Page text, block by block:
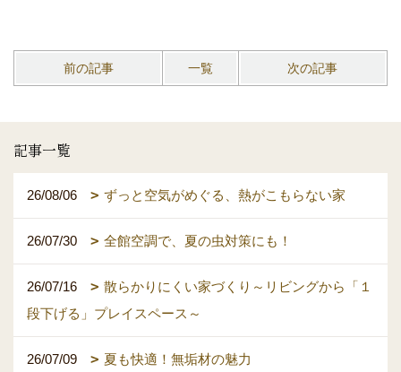
前の記事 一覧 次の記事
記事一覧
26/08/06 ずっと空気がめぐる、熱がこもらない家
26/07/30 全館空調で、夏の虫対策にも！
26/07/16
散らかりにくい家づくり～リビングから「１
段下げる」プレイスペース～
26/07/09 夏も快適！無垢材の魅力